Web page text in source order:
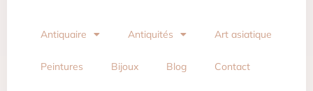
Antiquaire Antiquités Art asiatique
Peintures Bijoux Blog Contact